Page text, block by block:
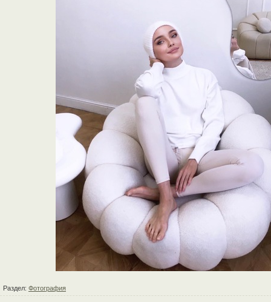
Раздел: Фотография